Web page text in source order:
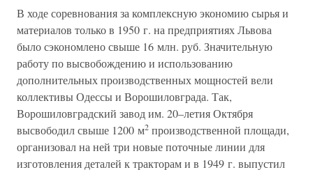
В ходе соревнования за комплексную экономию сырья и
материалов только в 1950 г. на предприятиях Львова
было сэкономлено свыше 16 млн. руб. Значительную
работу по высвобождению и использованию
дополнительных производственных мощностей вели
коллективы Одессы и Ворошиловграда. Так,
Ворошиловградский завод им. 20–летия Октября
высвободил свыше 1200 м2 производственной площади,
организовал на ней три новые поточные линии для
изготовления деталей к тракторам и в 1949 г. выпустил